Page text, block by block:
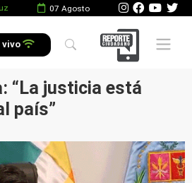
07 Agosto
vivo Mobile
“La justicia está
país”